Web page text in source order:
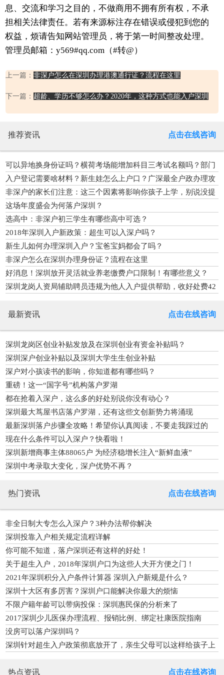
息、交流和学习之目的，不做商用不拥有所有权，不承
担相关法律责任。若有来源标注存在错误或侵犯到您的
权益，烦请告知网站管理员，将于第一时间整改处理。
管理员邮箱：y569#qq.com（#转@）
上一篇： 非深户怎么在深圳办理港澳通行证？流程在这里
下一篇： 超龄、学历不够怎么办？2020年，这种方式也能入户深圳
推荐资讯 点击在线咨询
可以异地换身份证吗？横荷考场能增加科目三考试名额吗？部门
回应
入户登记需要啥材料？新生娃怎么上户口？广深最全户政办理攻
略戳
非深户的家长们注意：这三个因素将影响你孩子上学，别说没提
醒你
这场年度盛会为何落户深圳？
选高中：非深户初三学生有哪些高中可选？
2018年深圳入户新政策：超生可以入深户吗？
新生儿如何办理深圳入户？宝爸宝妈都会了吗？
非深户怎么在深圳办理身份证？流程在这里
好消息！深圳放开灵活就业养老缴费户口限制！有哪些意义？
深圳龙岗人资局辅助聘员违规为他人入户提供帮助，收好处费42
最新资讯 点击在线咨询
深圳龙岗区创业补贴发放及在深圳创业有资金补贴吗？
深圳深户创业补贴以及深圳大学生生创业补贴
深户对小孩读书的影响，你知道都有哪些吗？
重磅！这一“国字号”机构落户罗湖
都在抢着入深户，这么多的好处别说你没有动心？
深圳最大茑屋书店落户罗湖，还有这些文创新势力将涌现
最新深圳落户步骤全攻略！希望你认真阅读，不要走我踩过的
坑！
现在什么条件可以入深户？快看啦！
深圳新增商事主体88065户 为经济稳增长注入“新鲜血液”
深圳中考录取大变化，深户优势不再？
热门资讯 点击在线咨询
非全日制大专怎么入深户？3种办法帮你解决
深圳投靠入户相关规定流程详解
你可能不知道，落户深圳还有这样的好处！
关于超生入户，2018年深圳户口为这些人大开方便之门！
2021年深圳积分入户条件计算器 深圳入户新规是什么？
深圳十大区有多厉害？深圳户口能解决你最大的烦恼
不限户籍年龄可以带病投保：深圳惠民保的分析来了
2017深圳少儿医保办理流程、报销比例、绑定社康医院指南
没房可以落户深圳吗？
深圳针对超生入户政策彻底放开了，亲生父母可以这样给孩子上
热点资讯 点击在线咨询